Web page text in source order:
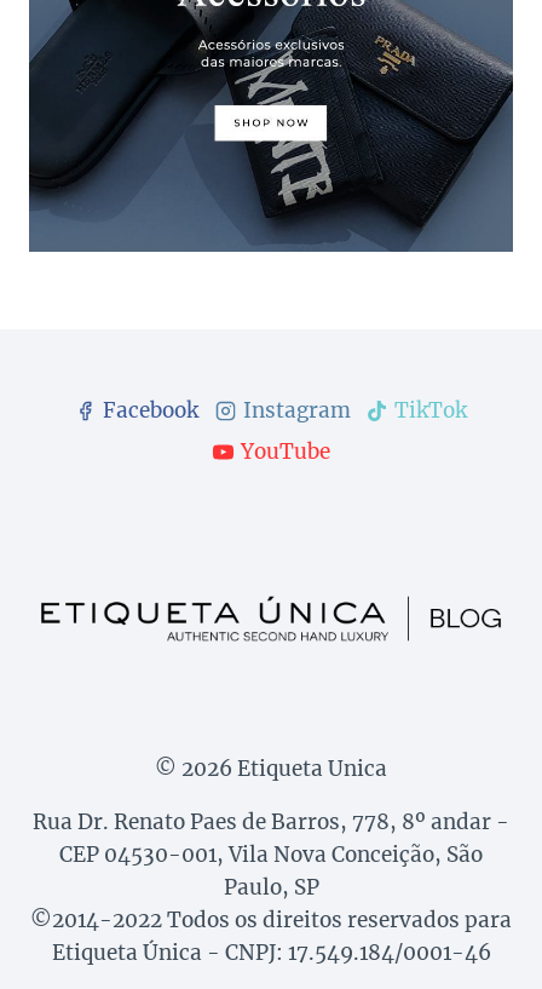
Facebook Instagram
TikTok
YouTube
© 2026 Etiqueta Unica
Rua Dr. Renato Paes de Barros, 778, 8º andar -
CEP 04530-001, Vila Nova Conceição, São
Paulo, SP
©2014-2022 Todos os direitos reservados para
Etiqueta Única - CNPJ: 17.549.184/0001-46